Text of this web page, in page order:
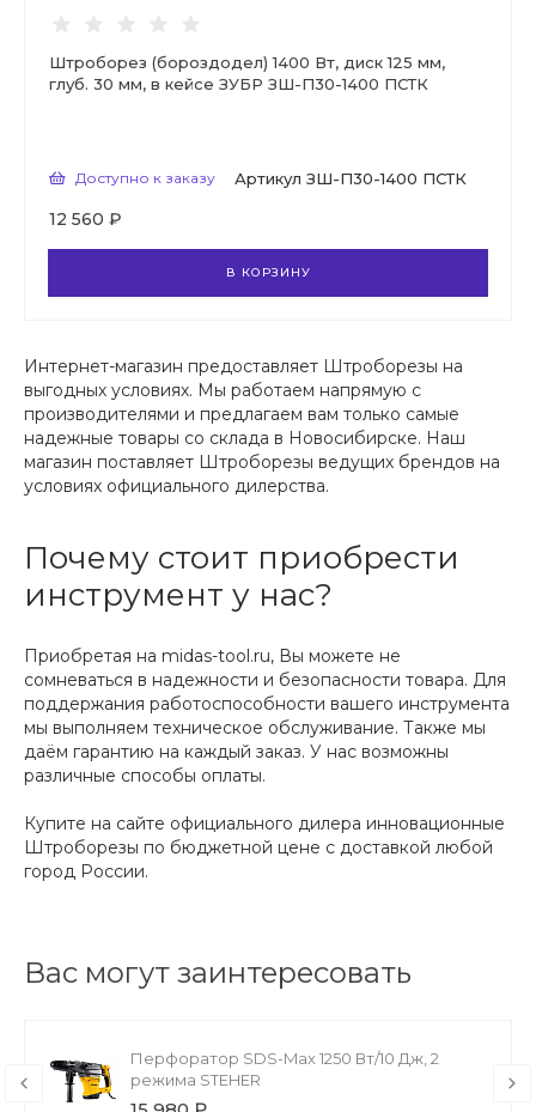
Штроборез (бороздодел) 1400 Вт, диск 125 мм,
глуб. 30 мм, в кейсе ЗУБР ЗШ-П30-1400 ПСТК
Доступно к заказу Артикул ЗШ-П30-1400 ПСТК
12 560 ₽
В КОРЗИНУ
Интернет-магазин предоставляет Штроборезы на
выгодных условиях. Мы работаем напрямую с
производителями и предлагаем вам только самые
надежные товары со склада в Новосибирске. Наш
магазин поставляет Штроборезы ведущих брендов на
условиях официального дилерства.
Почему стоит приобрести
инструмент у нас?
Приобретая на midas-tool.ru, Вы можете не
сомневаться в надежности и безопасности товара. Для
поддержания работоспособности вашего инструмента
мы выполняем техническое обслуживание. Также мы
даём гарантию на каждый заказ. У нас возможны
различные способы оплаты.
Купите на сайте официального дилера инновационные
Штроборезы по бюджетной цене с доставкой любой
город России.
Вас могут заинтересовать
Перфоратор SDS-Max 1250 Вт/10 Дж, 2
режима STEHER